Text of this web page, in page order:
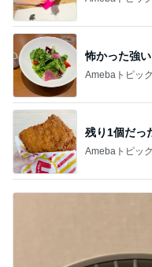
怖かった強
Amebaトピッ
残り1個だっ
Amebaトピッ